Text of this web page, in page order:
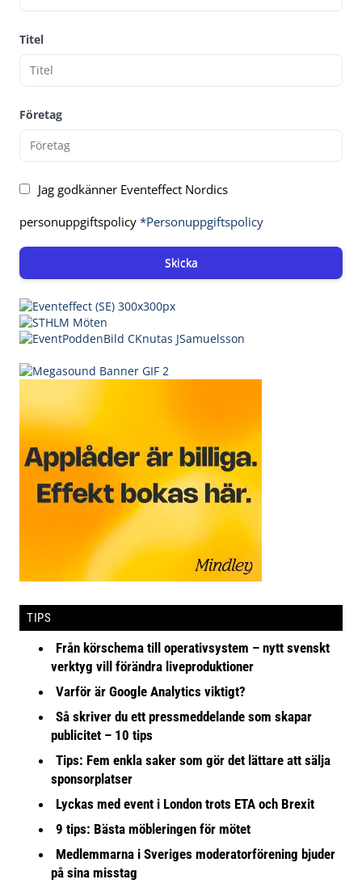
Titel
Företag
Jag godkänner Eventeffect Nordics
personuppgiftspolicy *Personuppgiftspolicy
Skicka
TIPS
Från körschema till operativsystem – nytt svenskt
verktyg vill förändra liveproduktioner
Varför är Google Analytics viktigt?
Så skriver du ett pressmeddelande som skapar
publicitet – 10 tips
Tips: Fem enkla saker som gör det lättare att sälja
sponsorplatser
Lyckas med event i London trots ETA och Brexit
9 tips: Bästa möbleringen för mötet
Medlemmarna i Sveriges moderatorförening bjuder
på sina misstag